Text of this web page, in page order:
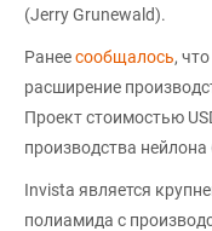
(Jerry Grunewald).
Ранеесообщалось,
расширение
Проект стоимостью
производства нейлона
Invista является
полиамида с